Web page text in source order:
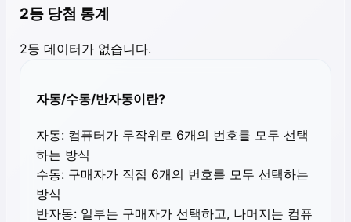
2등 당첨 통계
2등 데이터가 없습니다.
자동/수동/반자동이란?
자동: 컴퓨터가 무작위로 6개의 번호를 모두 선택
하는 방식
수동: 구매자가 직접 6개의 번호를 모두 선택하는
방식
반자동: 일부는 구매자가 선택하고, 나머지는 컴퓨